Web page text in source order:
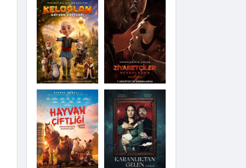
Hayvan Çiftliği
Karanlıktan Gelen
Şeytandan Satılık
Moana